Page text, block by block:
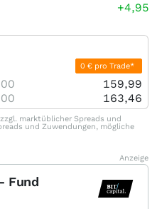
+4,95
0 € pro Trade*
159,99
163,46
marktüblicher Spreads und
und Zuwendungen, mögliche
Anzeige
Fund